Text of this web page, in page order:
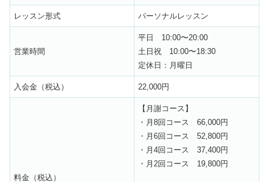
レッスン形式 パーソナルレッスン
営業時間
平日 10:00〜20:00
土日祝 10:00〜18:30
定休日：月曜日
入会金（税込） 22,000円
料金（税込）
【月謝コース】
・月8回コース 66,000円
・月6回コース 52,800円
・月4回コース 37,400円
・月2回コース 19,800円